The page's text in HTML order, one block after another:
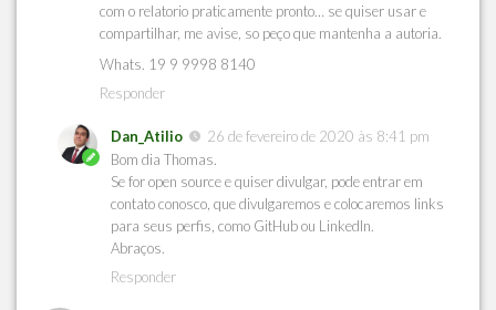
com o relatorio praticamente pronto… se quiser usar e
compartilhar, me avise, so peço que mantenha a autoria.
Whats. 19 9 9998 8140
Responder
Dan_Atilio
26 de fevereiro de 2020 às 8:41 pm
Bom dia Thomas.
Se for open source e quiser divulgar, pode entrar em
contato conosco, que divulgaremos e colocaremos links
para seus perfis, como GitHub ou LinkedIn.
Abraços.
Responder